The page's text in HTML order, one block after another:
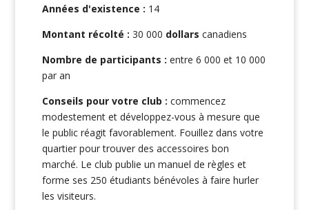
Années d'existence : 14
Montant récolté : 30 000 dollars canadiens
Nombre de participants : entre 6 000 et 10 000
par an
Conseils pour votre club : commencez
modestement et développez-vous à mesure que
le public réagit favorablement. Fouillez dans votre
quartier pour trouver des accessoires bon
marché. Le club publie un manuel de règles et
forme ses 250 étudiants bénévoles à faire hurler
les visiteurs.